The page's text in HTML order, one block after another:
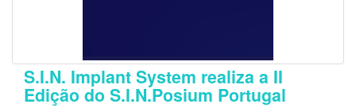
S.I.N. Implant System realiza a II
Edição do S.I.N.Posium Portugal